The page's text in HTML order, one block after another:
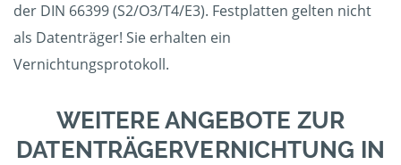
der DIN 66399 (S2/O3/T4/E3). Festplatten gelten nicht
als Datenträger! Sie erhalten ein
Vernichtungsprotokoll.
WEITERE ANGEBOTE ZUR
DATENTRÄGERVERNICHTUNG IN